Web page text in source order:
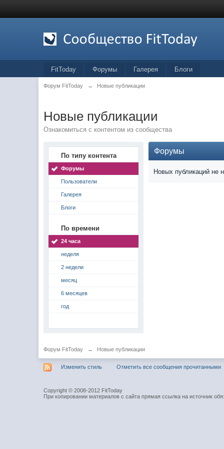
FitToday Форумы Галерея Блоги
Форум FitToday → Новые публикации
Новые публикации
Ознакомиться с контентом из сообщества
По типу контента
Форумы
Пользователи
Галерея
Блоги
По времени
24 часа
неделя
2 недели
месяц
6 месяцев
год
Форумы
Новых публикаций не
Форум FitToday → Новые публикации
Изменить стиль Отметить все сообщения прочитанными
Copyright © 2008-2012 FitToday
При копировании материалов с сайта прямая ссылка на источник